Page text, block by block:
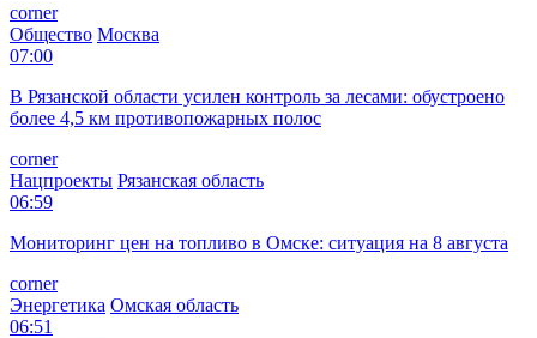
corner
Общество Москва
07:00
В Рязанской области усилен контроль за лесами: обустроено
более 4,5 км противопожарных полос
corner
Нацпроекты Рязанская область
06:59
Мониторинг цен на топливо в Омске: ситуация на 8 августа
corner
Энергетика Омская область
06:51